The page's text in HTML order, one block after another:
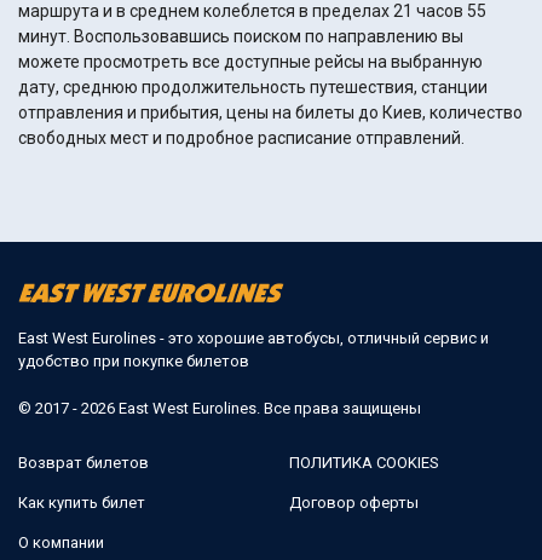
маршрута и в среднем колеблется в пределах 21 часов 55
минут. Воспользовавшись поиском по направлению вы
можете просмотреть все доступные рейсы на выбранную
дату, среднюю продолжительность путешествия, станции
отправления и прибытия, цены на билеты до Киев, количество
свободных мест и подробное расписание отправлений.
East West Eurolines - это хорошие автобусы, отличный сервис и
удобство при покупке билетов
© 2017 - 2026 East West Eurolines. Все права защищены
Возврат билетов
Как купить билет
О компании
ПОЛИТИКА COOKIES
Договор оферты